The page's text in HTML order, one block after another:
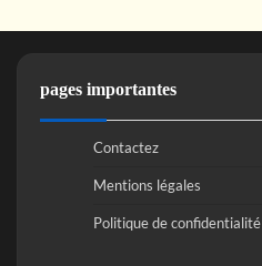
pages importantes
Contactez
Mentions légales
Politique de confidentialité